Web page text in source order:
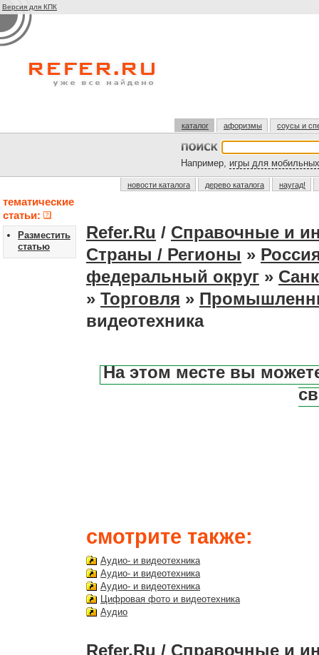
Версия для КПК
каталог афоризмы соусы и
Например, игры для мобильных
новости каталога дерево каталога наугад!
тематические
статьи:
Разместить
статью
Refer.Ru / Справочные и
Страны / Регионы »
федеральный округ »
» Торговля »
видеотехника
На этом месте вы
смотрите также:
Аудио- и видеотехника
Аудио- и видеотехника
Аудио- и видеотехника
Цифровая фото и видеотехника
Аудио
Refer.Ru / Справочные и